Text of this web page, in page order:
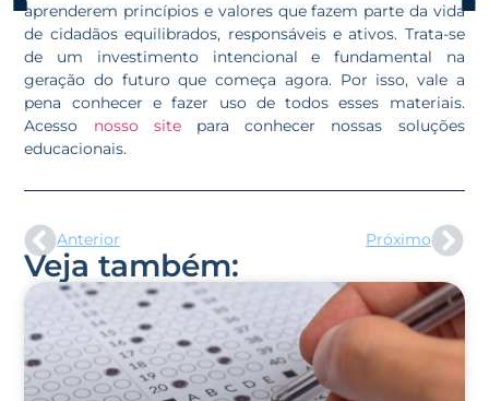
aprenderem princípios e valores que fazem parte da vida
de cidadãos equilibrados, responsáveis e ativos. Trata-se
de um investimento intencional e fundamental na
geração do futuro que começa agora. Por isso, vale a
pena conhecer e fazer uso de todos esses materiais.
Acesso nosso sitepara conhecer nossas soluções
educacionais.
Anterior Próximo
Veja também: